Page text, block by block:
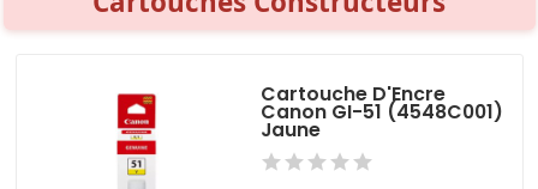
Cartouche D'Encre
Canon GI-51 (4548C001)
Jaune